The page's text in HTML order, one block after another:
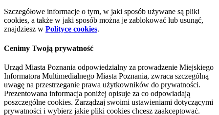
Szczegółowe informacje o tym, w jaki sposób używane są pliki
cookies, a także w jaki sposób można je zablokować lub usunąć,
znajdziesz w Polityce cookies.
Cenimy Twoją prywatność
Urząd Miasta Poznania odpowiedzialny za prowadzenie Miejskiego
Informatora Multimedialnego Miasta Poznania, zwraca szczególną
uwagę na przestrzeganie prawa użytkowników do prywatności.
Prezentowana informacja poniżej opisuje za co odpowiadają
poszczególne cookies. Zarządzaj swoimi ustawieniami dotyczącymi
prywatności i wybierz jakie pliki cookies chcesz zaakceptować.